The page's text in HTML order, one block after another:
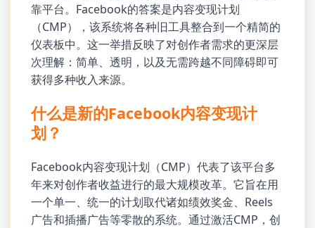
靠平台。Facebook的答案是内容变现计划
（CMP），该系统将各种旧工具整合到一个精简的
仪表板中。这一举措反映了对创作者需求的更深层
次理解：简单、透明，以及无需跨越不同障碍即可
获得多种收入来源。
什么是新的Facebook内容变现计
划？
Facebook内容变现计划（CMP）代表了该平台多
年来对创作者收益进行的最大规模改革。它旨在用
一个单一、统一的计划取代诸如绩效奖金、Reels
广告和插播广告等零散的系统。通过激活CMP，创